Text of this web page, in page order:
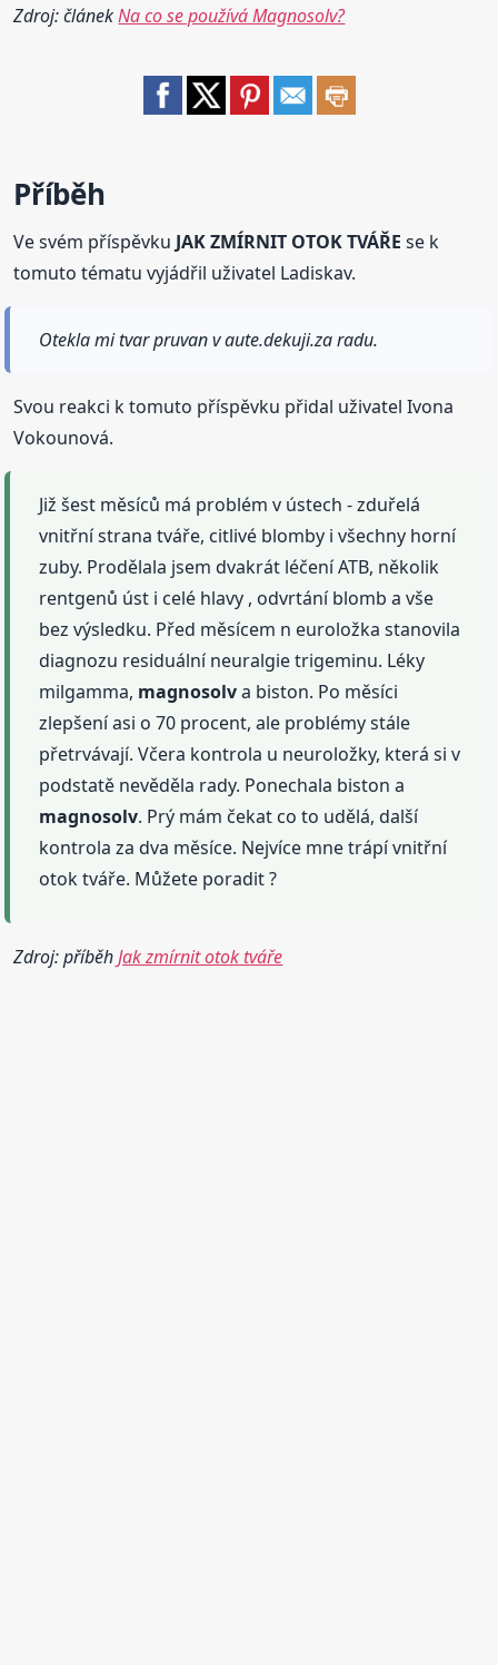
Zdroj: článekNa co se používá Magnosolv?
Příběh
Ve svém příspěvku JAK ZMÍRNIT OTOK TVÁŘE se k
tomuto tématu vyjádřil uživatel Ladiskav.
Otekla mi tvar pruvan v aute.dekuji.za radu.
Svou reakci k tomuto příspěvku přidal uživatel Ivona
Vokounová.
Již šest měsíců má problém v ústech - zduřelá
vnitřní strana tváře, citlivé blomby i všechny horní
zuby. Prodělala jsem dvakrát léčení ATB, několik
rentgenů úst i celé hlavy , odvrtání blomb a vše
bez výsledku. Před měsícem n euroložka stanovila
diagnozu residuální neuralgie trigeminu. Léky
milgamma, magnosolva biston. Po měsíci
zlepšení asi o 70 procent, ale problémy stále
přetrvávají. Včera kontrola u neuroložky, která si v
podstatě nevěděla rady. Ponechala biston a
magnosolv. Prý mám čekat co to udělá, další
kontrola za dva měsíce. Nejvíce mne trápí vnitřní
otok tváře. Můžete poradit ?
Zdroj: příběhJak zmírnit otok tváře